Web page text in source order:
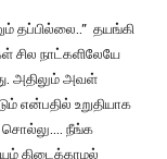
தப்பில்லை..” தயங்கி
சில நாட்களிலேயே
அதிலும் அவள்
என்பதில் உறுதியாக
சொல்லு…. நீங்க
கிடைக்காமல்